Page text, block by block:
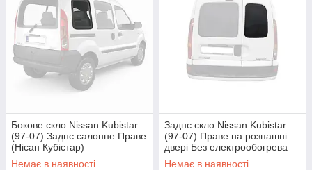
Бокове скло Nissan Kubistar
(97-07) Заднє салонне Праве
(Нісан Кубістар)
Немає в наявності
Заднє скло Nissan Kubistar
(97-07) Праве на розпашні
двері Без електрообогрева
(Нісан Кубістар)
Немає в наявності